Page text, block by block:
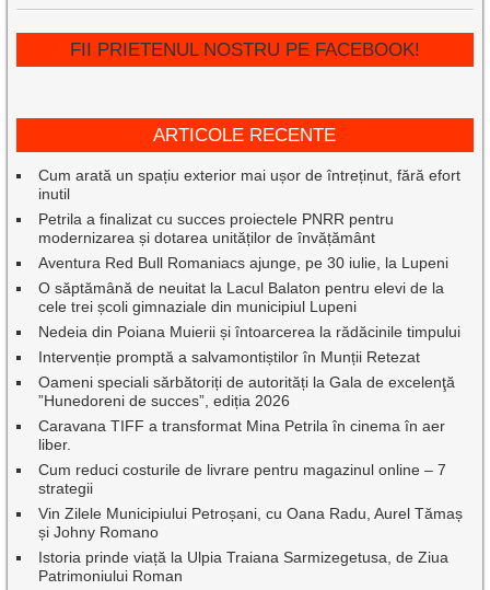
FII PRIETENUL NOSTRU PE FACEBOOK!
ARTICOLE RECENTE
Cum arată un spațiu exterior mai ușor de întreținut, fără efort
inutil
Petrila a finalizat cu succes proiectele PNRR pentru
modernizarea și dotarea unităților de învățământ
Aventura Red Bull Romaniacs ajunge, pe 30 iulie, la Lupeni
O săptămână de neuitat la Lacul Balaton pentru elevi de la
cele trei școli gimnaziale din municipiul Lupeni
Nedeia din Poiana Muierii și întoarcerea la rădăcinile timpului
Intervenție promptă a salvamontiștilor în Munții Retezat
Oameni speciali sărbătoriți de autorități la Gala de excelenţă
”Hunedoreni de succes”, ediția 2026
Caravana TIFF a transformat Mina Petrila în cinema în aer
liber.
Cum reduci costurile de livrare pentru magazinul online – 7
strategii
Vin Zilele Municipiului Petroșani, cu Oana Radu, Aurel Tămaș
și Johny Romano
Istoria prinde viață la Ulpia Traiana Sarmizegetusa, de Ziua
Patrimoniului Roman